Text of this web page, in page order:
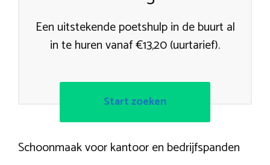
Een uitstekende poetshulp in de buurt al
in te huren vanaf €13,20 (uurtarief).
Start zoeken
Schoonmaak voor kantoor en bedrijfspanden